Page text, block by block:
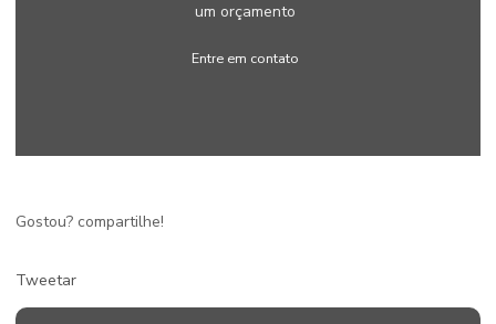
um orçamento
Entre em contato
Gostou? compartilhe!
Tweetar